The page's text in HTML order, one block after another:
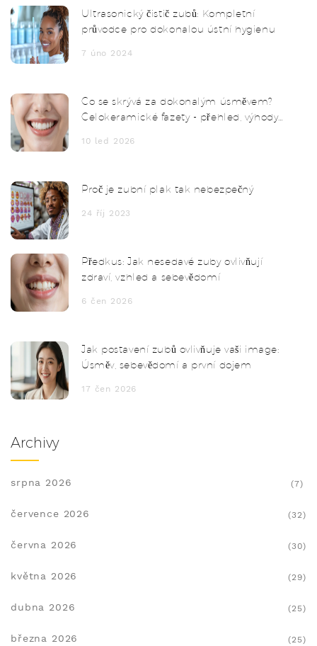
Ultrasonický čistič zubů: Kompletní
průvodce pro dokonalou ústní hygienu
7 úno 2024
Co se skrývá za dokonalým úsměvem?
Celokeramické fazety - přehled, výhody
10 led 2026
Proč je zubní plak tak nebezpečný
24 říj 2023
Předkus: Jak nesedavé zuby ovlivňují
zdraví, vzhled a sebevědomí
6 čen 2026
Jak postavení zubů ovlivňuje vaši image:
Úsměv, sebevědomí a první dojem
17 čen 2026
Archivy
srpna 2026 (7)
července 2026 (32)
června 2026 (30)
května 2026 (29)
dubna 2026 (25)
března 2026 (25)